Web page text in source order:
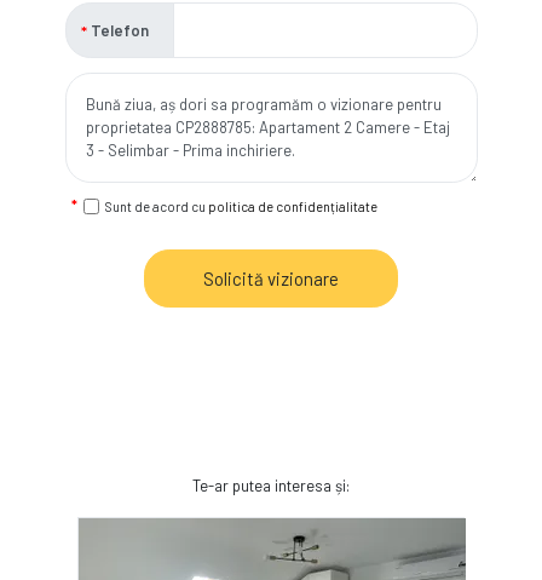
Telefon
Sunt de acord cu politica de confidențialitate
Solicită vizionare
Te-ar putea interesa și: